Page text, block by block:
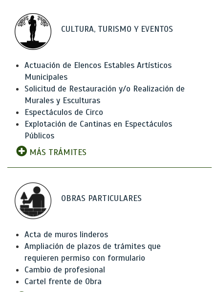
CULTURA, TURISMO Y EVENTOS
Actuación de Elencos Estables Artísticos
Municipales
Solicitud de Restauración y/o Realización de
Murales y Esculturas
Espectáculos de Circo
Explotación de Cantinas en Espectáculos
Públicos
MÁS TRÁMITES
OBRAS PARTICULARES
Acta de muros linderos
Ampliación de plazos de trámites que
requieren permiso con formulario
Cambio de profesional
Cartel frente de Obra